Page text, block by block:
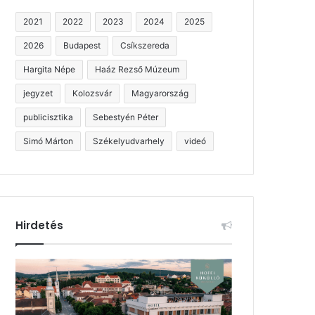
2021 2022 2023 2024 2025
2026 Budapest Csíkszereda
Hargita Népe Haáz Rezső Múzeum
jegyzet Kolozsvár Magyarország
publicisztika Sebestyén Péter
Simó Márton Székelyudvarhely videó
Hirdetés